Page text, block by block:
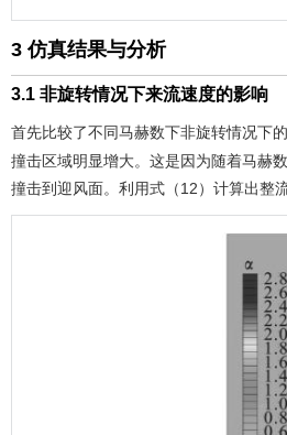
3 仿真结果与分析
3.1 非旋转情况下来流速度的影响
首先比较了不同马赫数下非旋转情况下
撞击区域明显增大。这是因为随着马赫
撞击到迎风面。利用式（12） 计算出整